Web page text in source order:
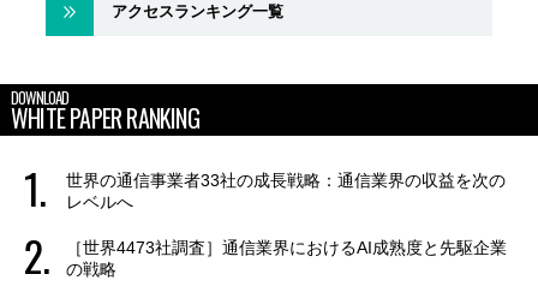
アクセスランキング一覧
DOWNLOAD
WHITE PAPER RANKING
世界の通信事業者33社の成長戦略：通信業界の収益を次の
レベルへ
［世界4473社調査］通信業界におけるAI成熟度と先駆企業
の戦略